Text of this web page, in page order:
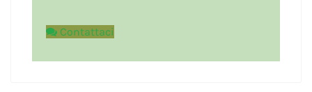
Contattaci